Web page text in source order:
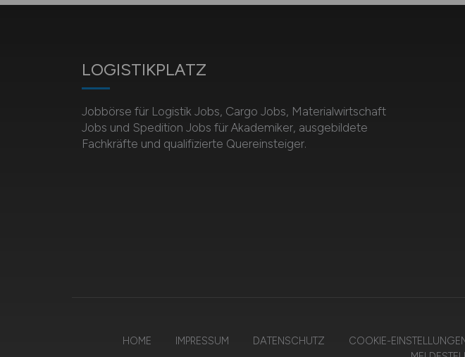
LOGISTIKPLATZ
Jobbörse für Logistik Jobs, Cargo Jobs, Materialwirtschaft
Jobs und Spedition Jobs für Akademiker, ausgebildete
Fachkräfte und qualifizierte Quereinsteiger.
HOME IMPRESSUM DATENSCHUTZ COOKIE-